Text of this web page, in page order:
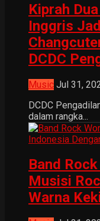
Kiprah
Inggris
DCDC
Music Jul 31,
DCDC
dalam rangka...
Band
Musisi
Warna